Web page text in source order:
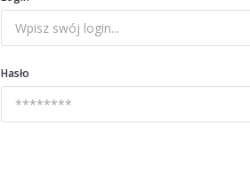
Hasło